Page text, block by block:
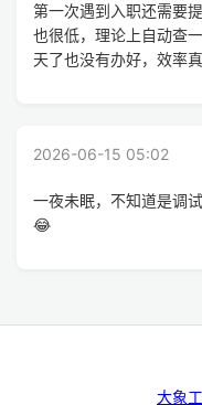
第一次遇到入职还需要
也很低，理论上自动查
天了也没有办好，效率
2026-06-15 05:02
一夜未眠，不知道是调
😂
大象